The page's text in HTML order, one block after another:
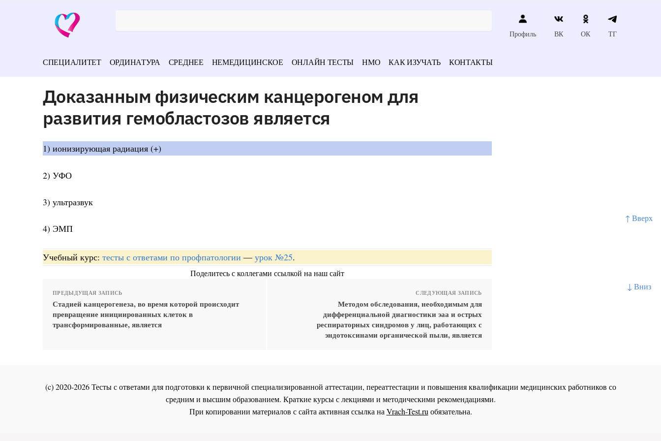
↑ Вверх
↓ Вниз
Профиль ВК ОК ТГ
СПЕЦИАЛИТЕТ ОРДИНАТУРА СРЕДНЕЕ НЕМЕДИЦИНСКОЕ ОНЛАЙН ТЕСТЫ НМО КАК ИЗУЧАТЬ КОНТАКТЫ
Доказанным физическим канцерогеном для
развития гемобластозов является
1) ионизирующая радиация (+)
2) УФО
3) ультразвук
4) ЭМП
Учебный курс: тесты с ответами по профпатологии — урок №25.
Поделитесь с коллегами ссылкой на наш сайт
ПРЕДЫДУЩАЯ ЗАПИСЬ
Стадией канцерогенеза, во время которой происходит
превращение инициированных клеток в
трансформированные, является
СЛЕДУЮЩАЯ ЗАПИСЬ
Методом обследования, необходимым для
дифференциальной диагностики эаа и острых
респираторных синдромов у лиц, работающих с
эндотоксинами органической пыли, является
(c) 2020-2026 Тесты с ответами для подготовки к первичной специализированной аттестации, переаттестации и повышения квалификации медицинских работников со
средним и высшим образованием. Краткие курсы с лекциями и методическими рекомендациями.
При копировании материалов с сайта активная ссылка на Vrach-Test.ru обязательна.